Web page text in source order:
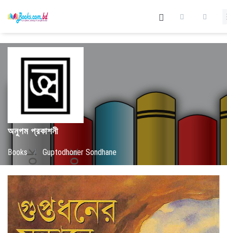
অনুপম প্রকাশনী
Books / Guptodhoner Sondhane